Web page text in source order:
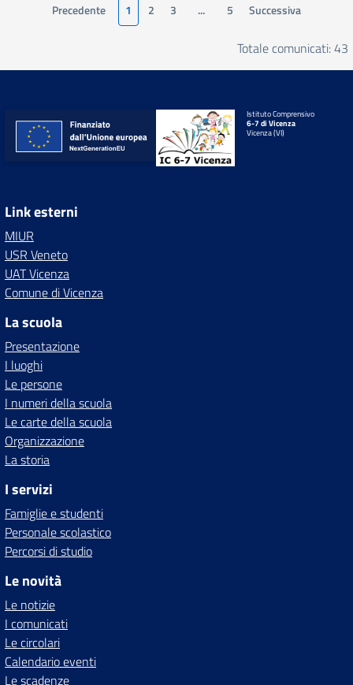
Precedente 1 2 3 ... 5 Successiva
Totale comunicati: 43
Istituto Comprensivo
6-7 di Vicenza
Vicenza (VI)
Link esterni
MIUR
USR Veneto
UAT Vicenza
Comune di Vicenza
La scuola
Presentazione
I luoghi
Le persone
I numeri della scuola
Le carte della scuola
Organizzazione
La storia
I servizi
Famiglie e studenti
Personale scolastico
Percorsi di studio
Le novità
Le notizie
I comunicati
Le circolari
Calendario eventi
Le scadenze